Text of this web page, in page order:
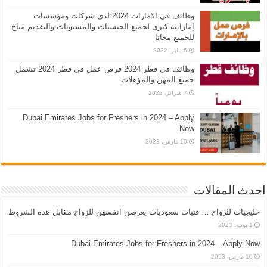
وظائف في الامارات 2024 لدى شركات ومؤسسات
إماراتية كبرى لجميع الجنسيات والمستويات والتقديم متاح
للجميع مجانا
6 يناير، 2022
وظائف في قطر 2024 فرص عمل في قطر 2024 تشمل
جميع المهن والمؤهلات
7 فبراير، 2022
Dubai Emirates Jobs for Freshers in 2024 – Apply
Now
10 مارس، 2023
احدث المقالات
خليجيات للزواج … فتيات سعوديات يعرضن انفسهن للزواج مقابل هذه الشروط
1 يونيو، 2023
Dubai Emirates Jobs for Freshers in 2024 – Apply Now
10 مارس، 2023